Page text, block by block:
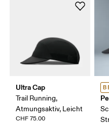
Ultra Cap
Trail Running,
Atmungsaktiv, Leicht
CHF 75.00